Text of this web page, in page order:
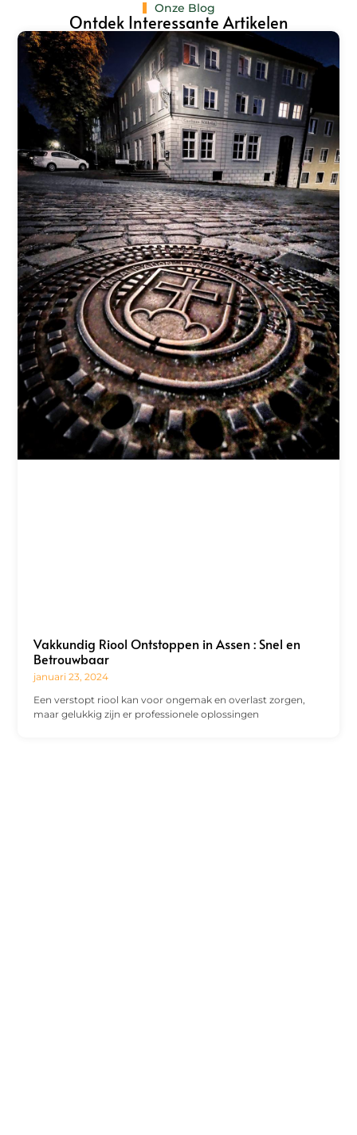
Onze Blog
Ontdek Interessante Artikelen
Vakkundig Riool Ontstoppen in Assen : Snel en
Betrouwbaar
januari 23, 2024
Een verstopt riool kan voor ongemak en overlast zorgen,
maar gelukkig zijn er professionele oplossingen